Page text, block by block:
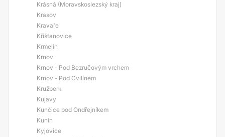
Krásná (Moravskoslezský kraj)
Krasov
Kravaře
Křišťanovice
Krmelín
Krnov
Krnov - Pod Bezručovým vrchem
Krnov - Pod Cvilínem
Kružberk
Kujavy
Kunčice pod Ondřejníkem
Kunín
Kyjovice